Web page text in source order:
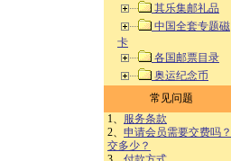
其乐集邮礼品
中国全套专题磁
卡
各国邮票目录
奥运纪念币
常见问题
1、 服务条款
2、 申请会员需要交费吗？
交多少？